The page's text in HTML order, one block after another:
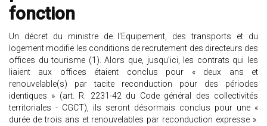
fonction
Un décret du ministre de l'Equipement, des transports et du
logement modifie les conditions de recrutement des directeurs des
offices du tourisme (1). Alors que, jusqu’ici, les contrats qui les
liaient aux offices étaient conclus pour « deux ans et
renouvelable(s) par tacite reconduction pour des périodes
identiques » (art. R. 2231-42 du Code général des collectivités
territoriales - CGCT), ils seront désormais conclus pour une «
durée de trois ans et renouvelables par reconduction expresse ».